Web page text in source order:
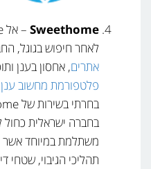
Sweethome
לאחר חיפוש בגוגל,
אתרים, אחסון בענן
פלטפורמת מחשוב
בחברה ישראלית כחול
משתלמת במיוחד
תהליכי הגיבוי, שטחי